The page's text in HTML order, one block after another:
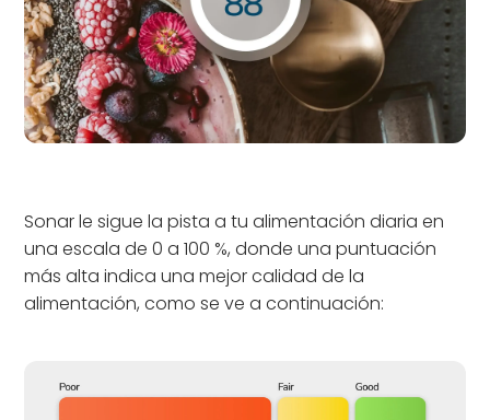
Sonar le sigue la pista a tu alimentación diaria en
una escala de 0 a 100 %, donde una puntuación
más alta indica una mejor calidad de la
alimentación, como se ve a continuación: